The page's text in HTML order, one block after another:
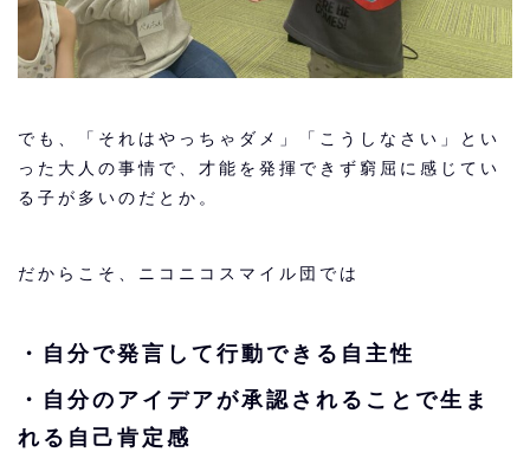
でも、「それはやっちゃダメ」「こうしなさい」とい
った大人の事情で、才能を発揮できず窮屈に感じてい
る子が多いのだとか。
だからこそ、ニコニコスマイル団では
・自分で発言して行動できる自主性
・自分のアイデアが承認されることで生ま
れる自己肯定感